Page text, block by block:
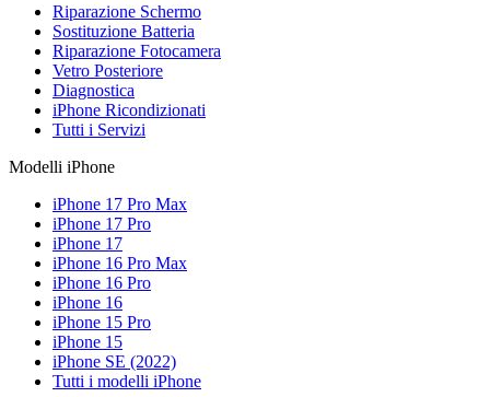
Riparazione Schermo
Sostituzione Batteria
Riparazione Fotocamera
Vetro Posteriore
Diagnostica
iPhone Ricondizionati
Tutti i Servizi
Modelli iPhone
iPhone 17 Pro Max
iPhone 17 Pro
iPhone 17
iPhone 16 Pro Max
iPhone 16 Pro
iPhone 16
iPhone 15 Pro
iPhone 15
iPhone SE (2022)
Tutti i modelli iPhone